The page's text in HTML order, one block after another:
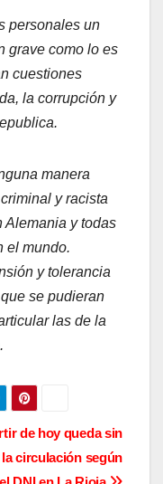
personales un
grave como lo es
cuestiones
la corrupción y
manera
y racista
Alemania y todas
el mundo.
y tolerancia
se pudieran
las de la
de hoy queda sin
circulación según